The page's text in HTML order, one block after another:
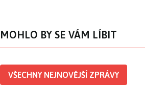
MOHLO BY SE VÁM LÍBIT
VŠECHNY NEJNOVĚJŠÍ ZPRÁVY